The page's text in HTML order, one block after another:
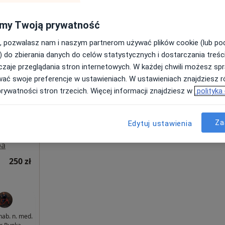
·
250 zł
n. med.
Dziś
9 Sie
Jutro
10 Sie
Wt,
11 Sie
Śr,
12 Sie
Umawianie online nie jest dostępne
Twoją prywatność
pozwalasz nam i naszym partnerom używać plików cookie (lub
do zbierania danych do celów statystycznych i dostarczania
przeglądania stron internetowych. W każdej chwili możesz
swoje preferencje w ustawieniach. W ustawieniach znajdziesz
stron trzecich. Więcej informacji znajdziesz w polityka
Edytuj ustawienia